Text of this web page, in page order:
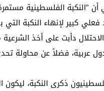
“النكبة الفلسطينية
دأبت على أخذ الشرعية
عربية، فضلاً عن محاولة
ذكرى النكبة، ليكون